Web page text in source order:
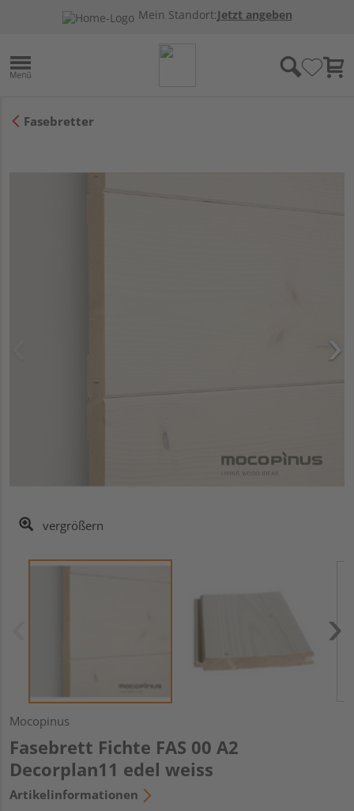
Mein Standort:Jetzt angeben
Fasebretter
vergrößern
Mocopinus
Fasebrett Fichte FAS 00 A2
Decorplan11 edel weiss
Artikelinformationen